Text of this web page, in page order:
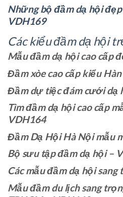
Những bộ đầm dạ hội
VDH169
Các kiểu đầm dạ hội
Mẫu đầm dạ hội cao cấp
Đầm xòe cao cấp kiểu
Đầm dự tiệc đám cưới dạ
Tìm đầm dạ hội cao cấp
VDH164
Đầm Dạ Hội Hà Nội mẫu
Bộ sưu tập đầm dạ hội –
Các mẫu đầm dạ hội
Mẫu đầm du lịch sang